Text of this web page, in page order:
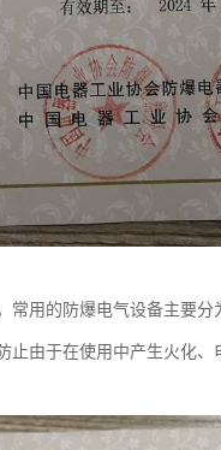
用的防爆电气设备主要
由于在使用中产生火化